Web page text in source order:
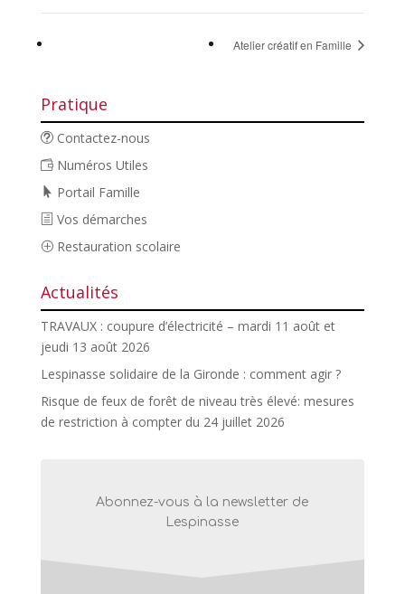
Atelier créatif en Famille
Pratique
Contactez-nous
Numéros Utiles
Portail Famille
Vos démarches
Restauration scolaire
Actualités
TRAVAUX : coupure d’électricité – mardi 11 août et
jeudi 13 août 2026
Lespinasse solidaire de la Gironde : comment agir ?
Risque de feux de forêt de niveau très élevé: mesures
de restriction à compter du 24 juillet 2026
Abonnez-vous à la newsletter de
Lespinasse